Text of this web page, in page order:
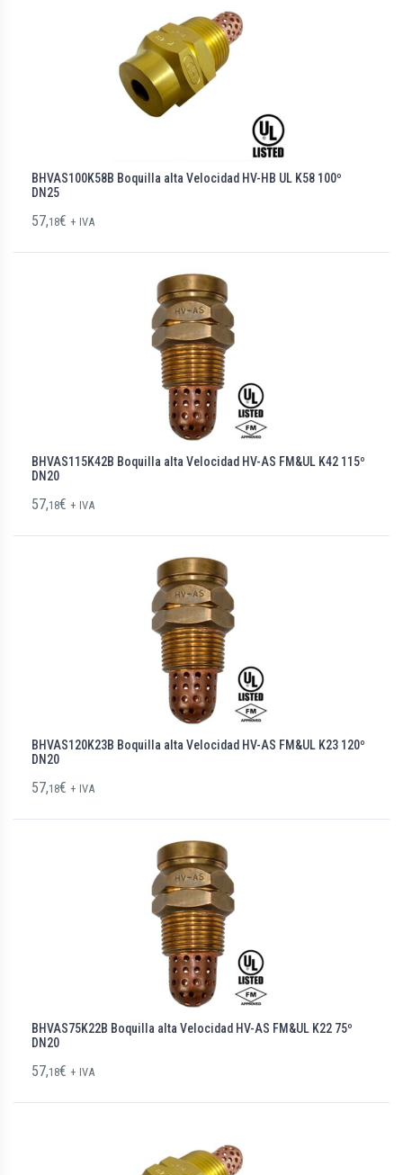
BHVAS100K58B Boquilla alta Velocidad HV-HB UL K58 100º
DN25
57,18€ + IVA
BHVAS115K42B Boquilla alta Velocidad HV-AS FM&UL K42 115º
DN20
57,18€ + IVA
BHVAS120K23B Boquilla alta Velocidad HV-AS FM&UL K23 120º
DN20
57,18€ + IVA
BHVAS75K22B Boquilla alta Velocidad HV-AS FM&UL K22 75º
DN20
57,18€ + IVA